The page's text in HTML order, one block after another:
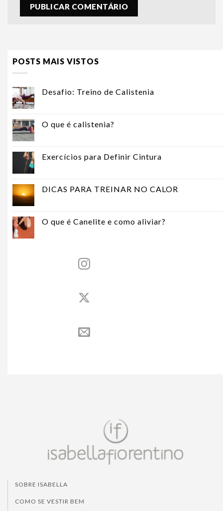
POSTS MAIS VISTOS
Desafio: Treino de Calistenia
O que é calistenia?
Exercícios para Definir Cintura
DICAS PARA TREINAR NO CALOR
O que é Canelite e como aliviar?
SOBRE ISABELLA
COMO SE VESTIR BEM